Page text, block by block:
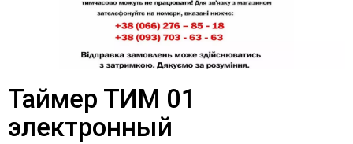
Таймер ТИМ 01
электронный